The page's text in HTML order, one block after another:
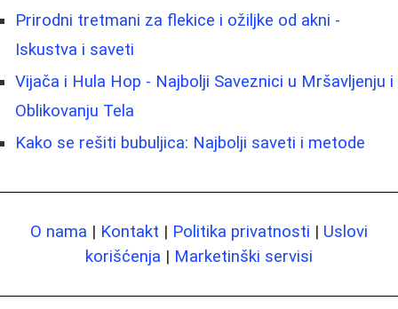
Prirodni tretmani za flekice i ožiljke od akni -
Iskustva i saveti
Vijača i Hula Hop - Najbolji Saveznici u Mršavljenju i
Oblikovanju Tela
Kako se rešiti bubuljica: Najbolji saveti i metode
O nama | Kontakt | Politika privatnosti | Uslovi
korišćenja | Marketinški servisi